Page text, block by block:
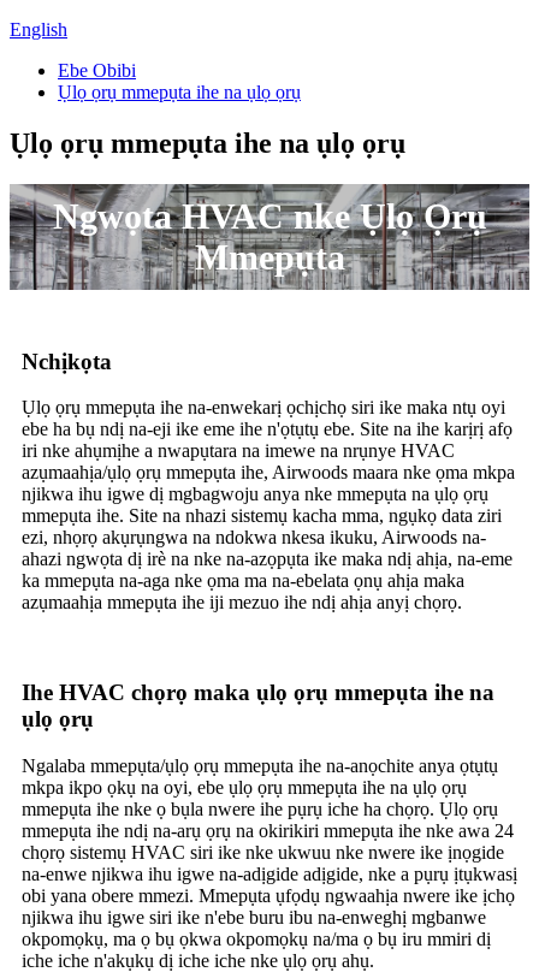
English
Ebe Obibi
Ụlọ ọrụ mmepụta ihe na ụlọ ọrụ
Ụlọ ọrụ mmepụta ihe na ụlọ ọrụ
Ngwọta HVAC nke Ụlọ Ọrụ
Mmepụta
Nchịkọta
Ụlọ ọrụ mmepụta ihe na-enwekarị ọchịchọ siri ike maka ntụ oyi
ebe ha bụ ndị na-eji ike eme ihe n'ọtụtụ ebe. Site na ihe karịrị afọ
iri nke ahụmịhe a nwapụtara na imewe na nrụnye HVAC
azụmaahịa/ụlọ ọrụ mmepụta ihe, Airwoods maara nke ọma mkpa
njikwa ihu igwe dị mgbagwoju anya nke mmepụta na ụlọ ọrụ
mmepụta ihe. Site na nhazi sistemụ kacha mma, ngụkọ data ziri
ezi, nhọrọ akụrụngwa na ndokwa nkesa ikuku, Airwoods na-
ahazi ngwọta dị irè na nke na-azọpụta ike maka ndị ahịa, na-eme
ka mmepụta na-aga nke ọma ma na-ebelata ọnụ ahịa maka
azụmaahịa mmepụta ihe iji mezuo ihe ndị ahịa anyị chọrọ.
Ihe HVAC chọrọ maka ụlọ ọrụ mmepụta ihe na
ụlọ ọrụ
Ngalaba mmepụta/ụlọ ọrụ mmepụta ihe na-anọchite anya ọtụtụ
mkpa ikpo ọkụ na oyi, ebe ụlọ ọrụ mmepụta ihe na ụlọ ọrụ
mmepụta ihe nke ọ bụla nwere ihe pụrụ iche ha chọrọ. Ụlọ ọrụ
mmepụta ihe ndị na-arụ ọrụ na okirikiri mmepụta ihe nke awa 24
chọrọ sistemụ HVAC siri ike nke ukwuu nke nwere ike ịnọgide
na-enwe njikwa ihu igwe na-adịgide adịgide, nke a pụrụ ịtụkwasị
obi yana obere mmezi. Mmepụta ụfọdụ ngwaahịa nwere ike ịchọ
njikwa ihu igwe siri ike n'ebe buru ibu na-enweghị mgbanwe
okpomọkụ, ma ọ bụ ọkwa okpomọkụ na/ma ọ bụ iru mmiri dị
iche iche n'akụkụ dị iche iche nke ụlọ ọrụ ahụ.